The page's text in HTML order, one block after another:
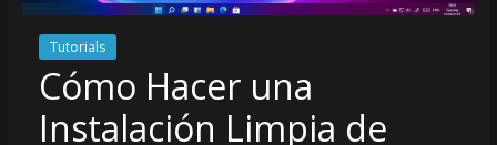
Tutorials
Cómo Hacer una
Instalación Limpia de